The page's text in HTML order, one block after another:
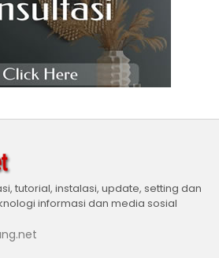
tutorial, instalasi, update, setting dan
informasi dan media sosial